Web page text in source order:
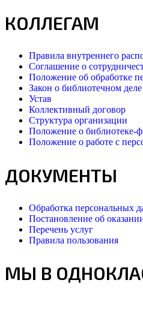
КОЛЛЕГАМ
Правила внутреннего
Соглашение о
Положение об обработке
Закон о библиотечном деле
Устав
Коллективный договор
Структура организации
Положение о библиотеке-
Положение о работе с
ДОКУМЕНТЫ
Обработка персональных
Постановление об
Перечень услуг
Правила пользования
МЫ В